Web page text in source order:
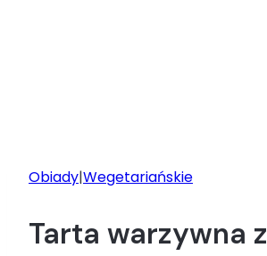
Obiady|Wegetariańskie
Tarta warzywna z